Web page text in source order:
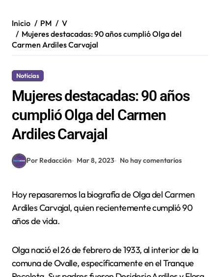
Inicio PM
V
Mujeres destacadas: 90 años cumplió Olga del
Carmen Ardiles Carvajal
Noticias
Mujeres destacadas: 90 años
cumplió Olga del Carmen
Ardiles Carvajal
Por Redacción Mar 8, 2023 No hay comentarios
Hoy repasaremos la biografía de Olga del Carmen
Ardiles Carvajal, quien recientemente cumplió 90
años de vida.
Olga nació el 26 de febrero de 1933, al interior de la
comuna de Ovalle, específicamente en el Tranque